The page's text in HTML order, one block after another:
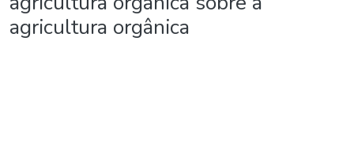
agricultura orgânica